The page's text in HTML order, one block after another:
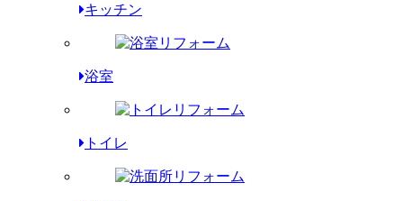
キッチン
浴室
トイレ